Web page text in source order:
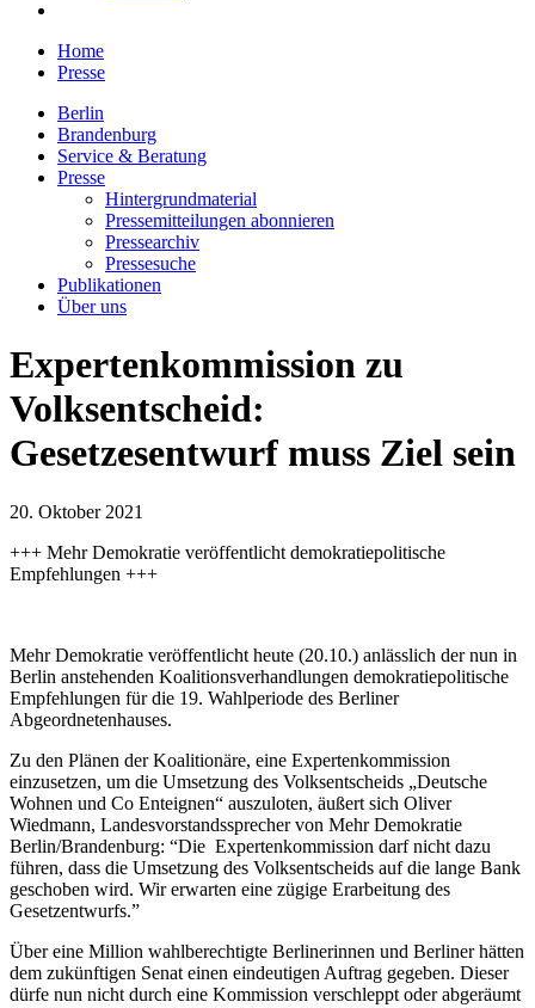
Home
Presse
Berlin
Brandenburg
Service & Beratung
Presse
Hintergrundmaterial
Pressemitteilungen abonnieren
Pressearchiv
Pressesuche
Publikationen
Über uns
Expertenkommission zu
Volksentscheid:
Gesetzesentwurf muss Ziel sein
20. Oktober 2021
+++ Mehr Demokratie veröffentlicht demokratiepolitische
Empfehlungen +++
Mehr Demokratie veröffentlicht heute (20.10.) anlässlich der nun in
Berlin anstehenden Koalitionsverhandlungen demokratiepolitische
Empfehlungen für die 19. Wahlperiode des Berliner
Abgeordnetenhauses.
Zu den Plänen der Koalitionäre, eine Expertenkommission
einzusetzen, um die Umsetzung des Volksentscheids „Deutsche
Wohnen und Co Enteignen“ auszuloten, äußert sich Oliver
Wiedmann, Landesvorstandssprecher von Mehr Demokratie
Berlin/Brandenburg: “Die Expertenkommission darf nicht dazu
führen, dass die Umsetzung des Volksentscheids auf die lange Bank
geschoben wird. Wir erwarten eine zügige Erarbeitung des
Gesetzentwurfs.”
Über eine Million wahlberechtigte Berlinerinnen und Berliner hätten
dem zukünftigen Senat einen eindeutigen Auftrag gegeben. Dieser
dürfe nun nicht durch eine Kommission verschleppt oder abgeräumt